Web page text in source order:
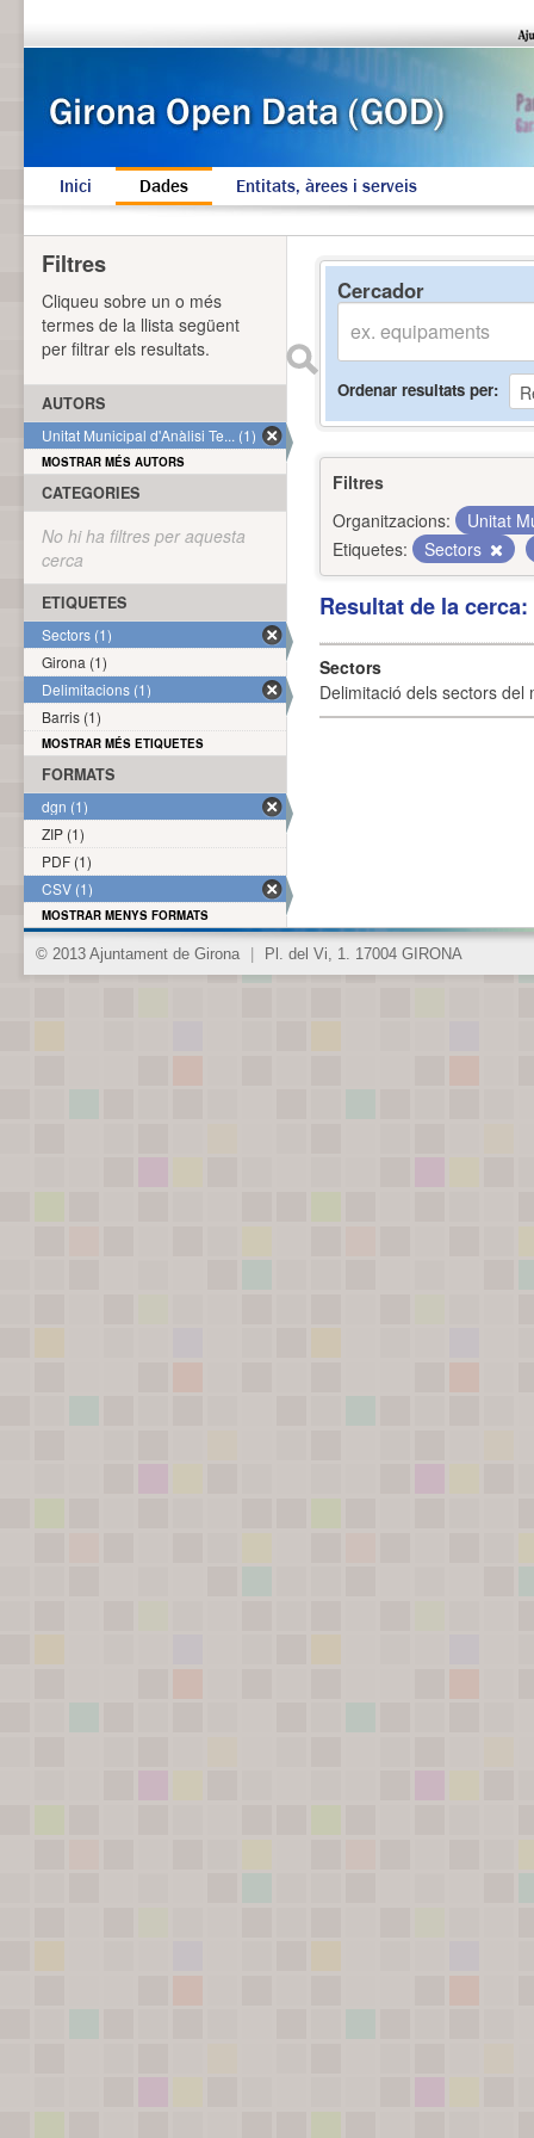
Inici Dades Entitats, àrees i serveis
Cercador
Ordenar resultats per
Filtres
Organitzacions:
Unitat
Etiquetes:
Sectors
Resultat de la
Sectors
Delimitació dels sectors del
Filtres
Cliqueu sobre un o més
termes de la llista següent
per filtrar els resultats.
AUTORS
Unitat Municipal d'Anàlisi Te... (1)
MOSTRAR MÉS AUTORS
CATEGORIES
No hi ha filtres per aquesta
cerca
ETIQUETES
Sectors (1)
Girona (1)
Delimitacions (1)
Barris (1)
MOSTRAR MÉS ETIQUETES
FORMATS
dgn (1)
ZIP (1)
PDF (1)
CSV (1)
MOSTRAR MENYS FORMATS
© 2013 Ajuntament de Girona Pl. del Vi, 1. 17004 GIRONA